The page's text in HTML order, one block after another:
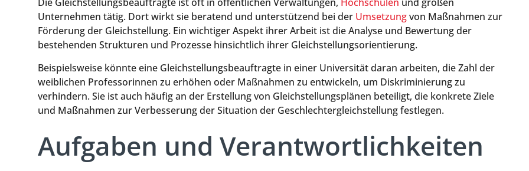
Unternehmen tätig. Dort wirkt sie beratend und unterstützend bei der Umsetzungvon Maßnahmen zur
Förderung der Gleichstellung. Ein wichtiger Aspekt ihrer Arbeit ist die Analyse und Bewertung der
bestehenden Strukturen und Prozesse hinsichtlich ihrer Gleichstellungsorientierung.
Beispielsweise könnte eine Gleichstellungsbeauftragte in einer Universität daran arbeiten, die Zahl der
weiblichen Professorinnen zu erhöhen oder Maßnahmen zu entwickeln, um Diskriminierung zu
verhindern. Sie ist auch häufig an der Erstellung von Gleichstellungsplänen beteiligt, die konkrete Ziele
und Maßnahmen zur Verbesserung der Situation der Geschlechtergleichstellung festlegen.
Aufgaben und Verantwortlichkeiten